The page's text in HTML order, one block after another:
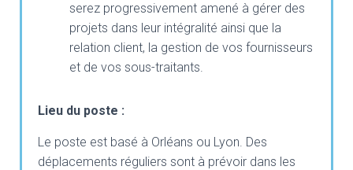
serez progressivement amené à gérer des
projets dans leur intégralité ainsi que la
relation client, la gestion de vos fournisseurs
et de vos sous-traitants.
Lieu du poste :
Le poste est basé à Orléans ou Lyon. Des
déplacements réguliers sont à prévoir dans les